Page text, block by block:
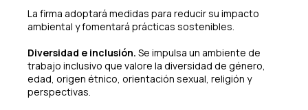
La firma adoptará medidas para reducir su impacto
ambiental y fomentará prácticas sostenibles.
Diversidad e inclusión. Se impulsa un ambiente de
trabajo inclusivo que valore la diversidad de género,
edad, origen étnico, orientación sexual, religión y
perspectivas.